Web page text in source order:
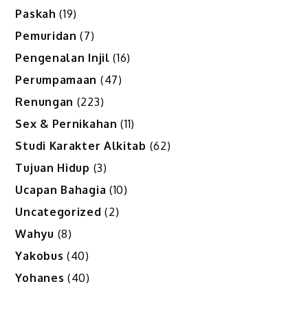
Paskah (19)
Pemuridan (7)
Pengenalan Injil (16)
Perumpamaan (47)
Renungan (223)
Sex & Pernikahan (11)
Studi Karakter Alkitab (62)
Tujuan Hidup (3)
Ucapan Bahagia (10)
Uncategorized (2)
Wahyu (8)
Yakobus (40)
Yohanes (40)